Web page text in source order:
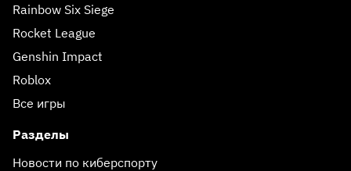
Rainbow Six Siege
Rocket League
Genshin Impact
Roblox
Все игры
Разделы
Новости по киберспорту